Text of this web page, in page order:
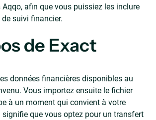
Aqqo, afin que vous puissiez les inclure
suivi financier.
de Exact
données financières disponibles au
Vous importez ensuite le fichier
à un moment qui convient à votre
signifie que vous optez pour un transfert